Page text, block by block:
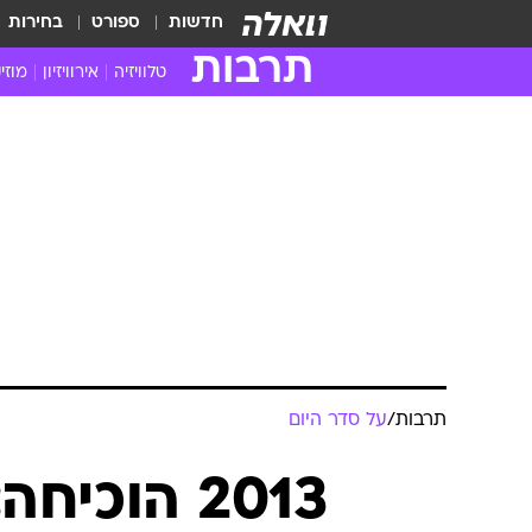
חדשות ספורט בחירות
תרבות טלוויזיה אירוויזיון
תרבות/על סדר היום
2013